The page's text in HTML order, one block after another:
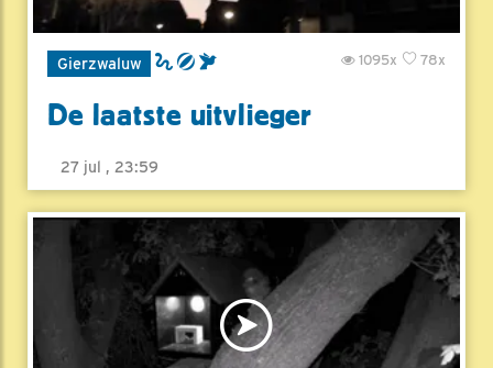
Gierzwaluw 78x
1095x
De laatste uitvlieger
27 jul , 23:59